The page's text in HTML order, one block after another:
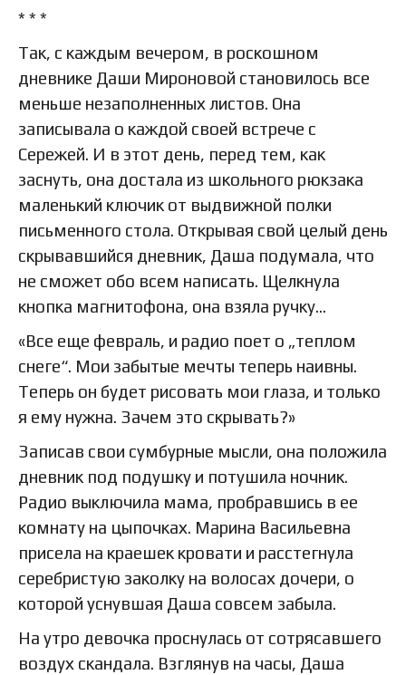
* * *
Так, с каждым вечером, в роскошном
дневнике Даши Мироновой становилось все
меньше незаполненных листов. Она
записывала о каждой своей встрече с
Сережей. И в этот день, перед тем, как
заснуть, она достала из школьного рюкзака
маленький ключик от выдвижной полки
письменного стола. Открывая свой целый день
скрывавшийся дневник, Даша подумала, что
не сможет обо всем написать. Щелкнула
кнопка магнитофона, она взяла ручку...
«Все еще февраль, и радио поет о „теплом
снеге“. Мои забытые мечты теперь наивны.
Теперь он будет рисовать мои глаза, и только
я ему нужна. Зачем это скрывать?»
Записав свои сумбурные мысли, она положила
дневник под подушку и потушила ночник.
Радио выключила мама, пробравшись в ее
комнату на цыпочках. Марина Васильевна
присела на краешек кровати и расстегнула
серебристую заколку на волосах дочери, о
которой уснувшая Даша совсем забыла.
На утро девочка проснулась от сотрясавшего
воздух скандала. Взглянув на часы, Даша